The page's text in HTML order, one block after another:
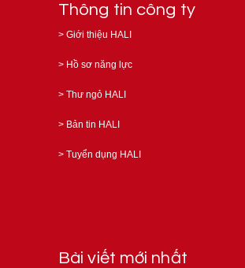
Thông tin công ty
> Giới thiệu HALI
> Hồ sơ năng lực
> Thư ngỏ HALI
> Bản tin HALI
> Tuyển dụng HALI
Bài viết mới nhất